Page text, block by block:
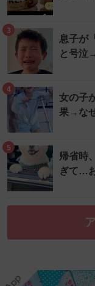
3
息子が
と号泣
4
女の子
果→な
5
帰省時
ぎて…